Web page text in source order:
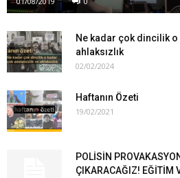
Ne kadar çok dincilik
ahlaksızlık
02/02/2024
Haftanın Özeti
19/02/2021
POLİSİN
ÇIKARACAĞIZ! EĞİTİM